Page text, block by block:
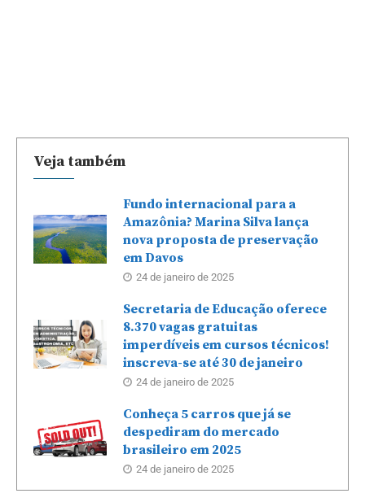
Veja também
Fundo internacional para a
Amazônia? Marina Silva lança
nova proposta de preservação
em Davos
24 de janeiro de 2025
Secretaria de Educação oferece
8.370 vagas gratuitas
imperdíveis em cursos técnicos!
inscreva-se até 30 de janeiro
24 de janeiro de 2025
Conheça 5 carros que já se
despediram do mercado
brasileiro em 2025
24 de janeiro de 2025